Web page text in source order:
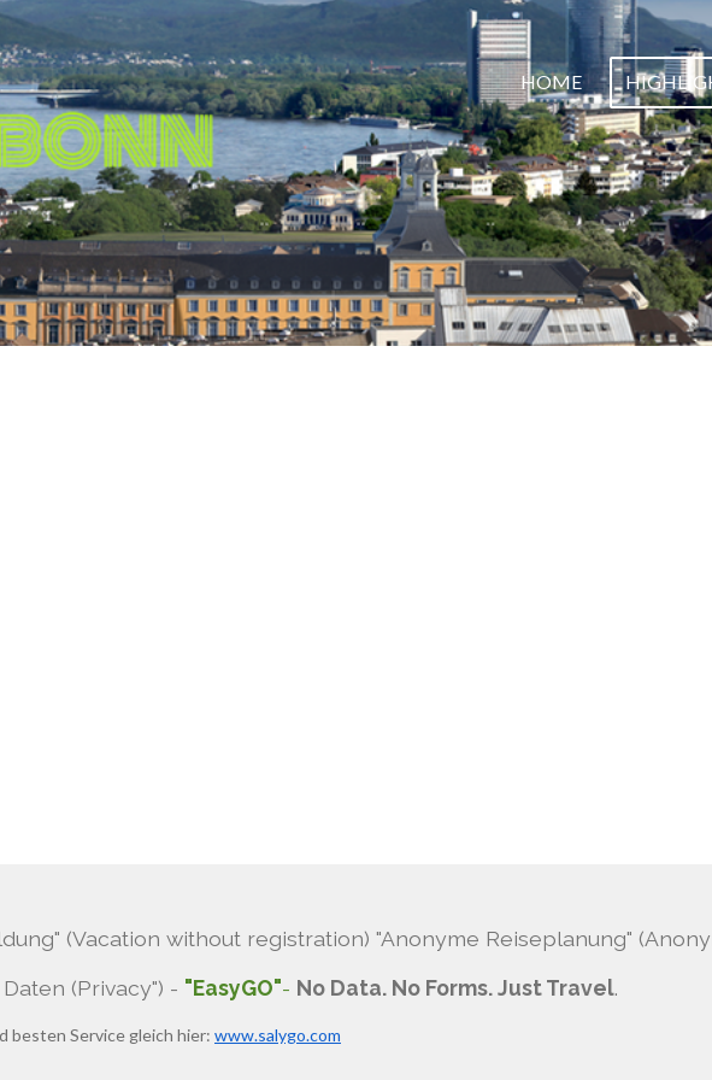
HOME
(Vacation without registration) "Anonyme Reiseplanung"
(Privacy") - "EasyGO"- No Data. No Forms. Just Travel.
besten Service gleich hier: www.salygo.com